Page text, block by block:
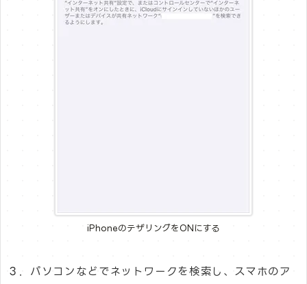
iPhoneのテザリングをONにする
３．パソコンなどでネットワークを検索し、スマホのア